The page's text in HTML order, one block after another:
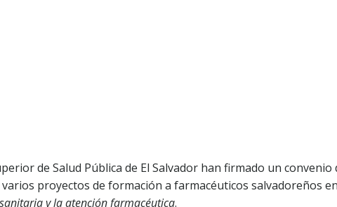
de Salud Pública de El Salvador han firmado un convenio
proyectos de formación a farmacéuticos salvadoreños
y la atención farmacéutica.